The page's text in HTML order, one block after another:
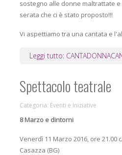
sostegno alle donne maltrattate
serata che ci è stato proposto!!!
Vi aspettiamo tra una cantata e
Leggi tutto:
Spettacolo teatrale
Categoria: Eventi e Iniziative
8 Marzo e dintorni
Venerdì 11 Marzo 2016, ore 21.00
Casazza (BG)